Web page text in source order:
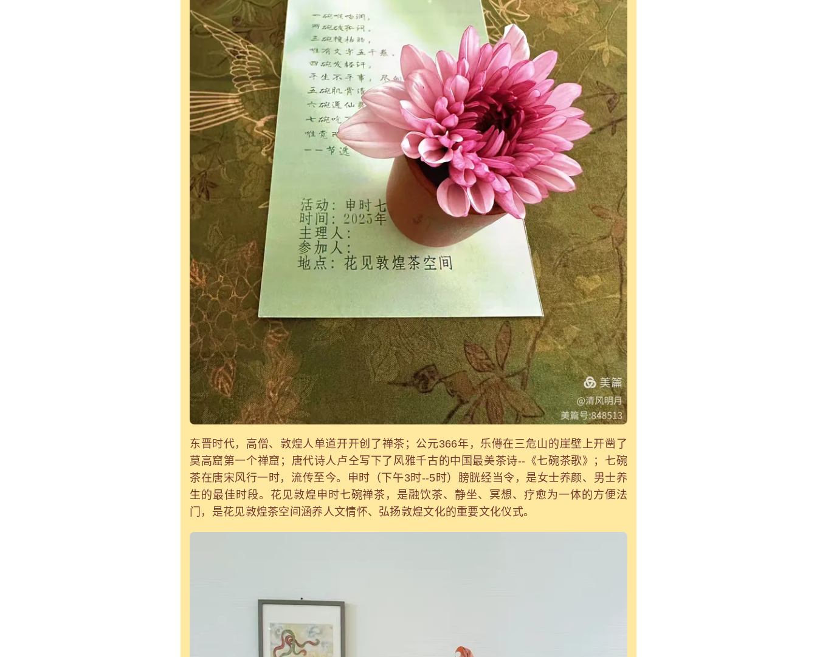
东晋时代，高僧、敦煌人单道开开创了禅茶；公元366年，乐僔在三危山的崖壁上开凿了
莫高窟第一个禅窟；唐代诗人卢仝写下了风雅千古的中国最美茶诗--《七碗茶歌》；七碗
茶在唐宋风行一时，流传至今。申时（下午3时--5时）膀胱经当令，是女士养颜、男士养
生的最佳时段。花见敦煌申时七碗禅茶，是融饮茶、静坐、冥想、疗愈为一体的方便法
门，是花见敦煌茶空间涵养人文情怀、弘扬敦煌文化的重要文化仪式。